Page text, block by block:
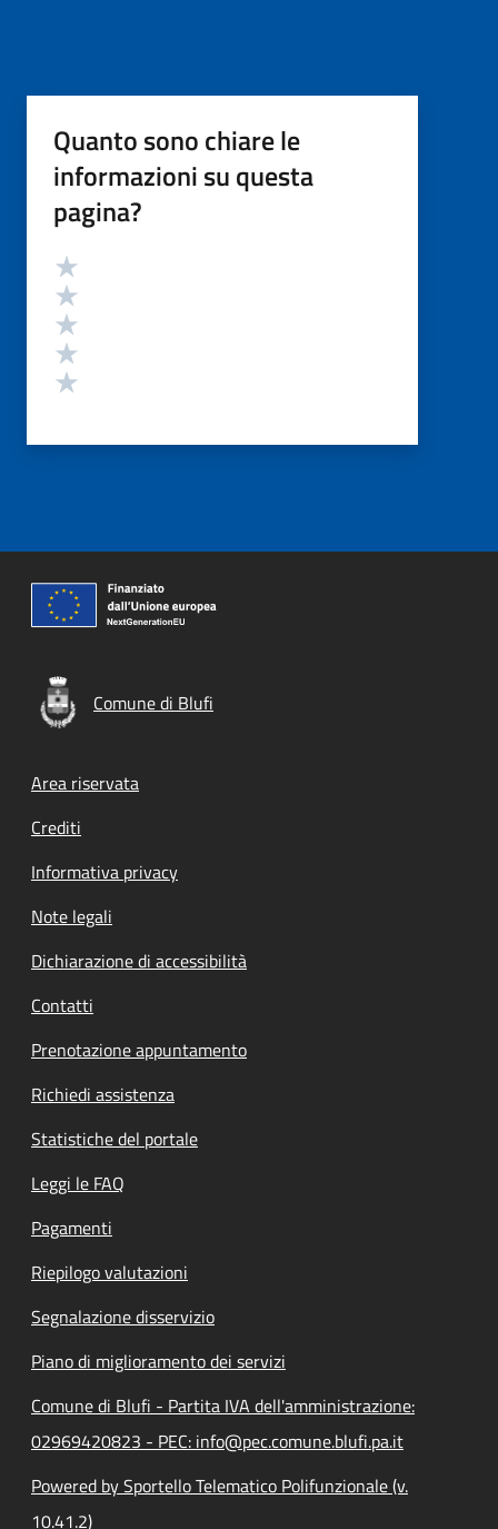
Quanto sono chiare le
informazioni su questa
pagina?
Valutazione
Comune di Blufi
Footer menu
Area riservata
Crediti
Informativa privacy
Note legali
Dichiarazione di accessibilità
Contatti
Prenotazione appuntamento
Richiedi assistenza
Statistiche del portale
Leggi le FAQ
Pagamenti
Riepilogo valutazioni
Segnalazione disservizio
Piano di miglioramento dei servizi
Comune di Blufi - Partita IVA dell'amministrazione:
02969420823 - PEC: info@pec.comune.blufi.pa.it
Powered by Sportello Telematico Polifunzionale (v.
10.41.2)